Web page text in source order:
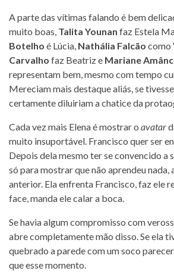
A parte das vítimas falando é bem
muito boas, Talita Younan faz Estela
Botelho é Lúcia, Nathália Falcão como
Carvalho faz Beatriz e Mariane
representam bem, mesmo com tempo
Mereciam mais destaque aliás, se
certamente diluiriam a chatice da
Cada vez mais Elena é mostrar o avatar
muito insuportável. Francisco quer ser
Depois dela mesmo ter se convencido a
só para mostrar que não aprendeu nada,
anterior. Ela enfrenta Francisco, faz ele
face, manda ele calar a boca.
Se havia algum compromisso com
abre completamente mão disso. Se ela
quebrado a parede com um soco
que esse momento.